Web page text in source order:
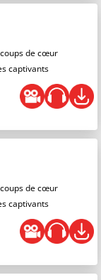
de cœur
captivants
de cœur
captivants